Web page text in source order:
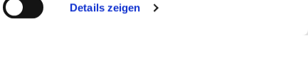
Details zeigen